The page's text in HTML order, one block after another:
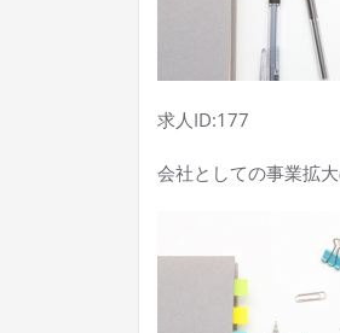
求人ID:177
会社としての事業拡